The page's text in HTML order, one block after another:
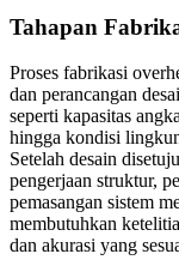
Tahapan
Proses fabrikasi
dan perancangan
seperti kapasitas
hingga kondisi
Setelah desain
pengerjaan struktur,
pemasangan sistem
membutuhkan
dan akurasi yang